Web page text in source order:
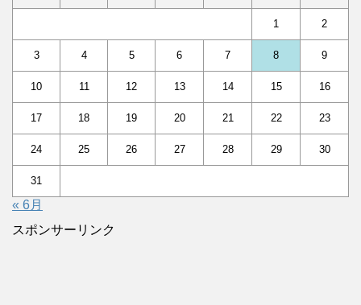
1 2
3 4 5 6 7 8 9
10 11 12 13 14 15 16
17 18 19 20 21 22 23
24 25 26 27 28 29 30
31
« 6月
スポンサーリンク